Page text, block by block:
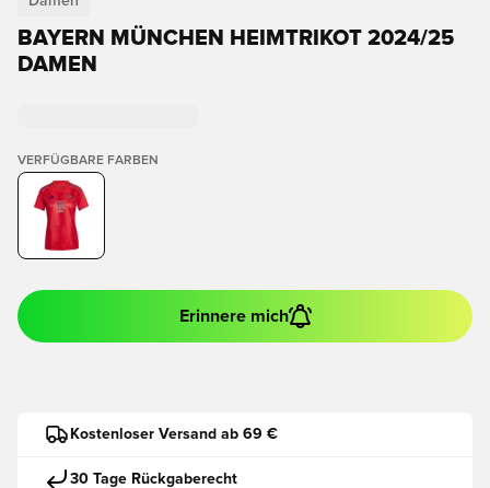
BAYERN MÜNCHEN HEIMTRIKOT 2024/25
DAMEN
VERFÜGBARE FARBEN
Erinnere mich
Kostenloser Versand ab 69 €
30 Tage Rückgaberecht